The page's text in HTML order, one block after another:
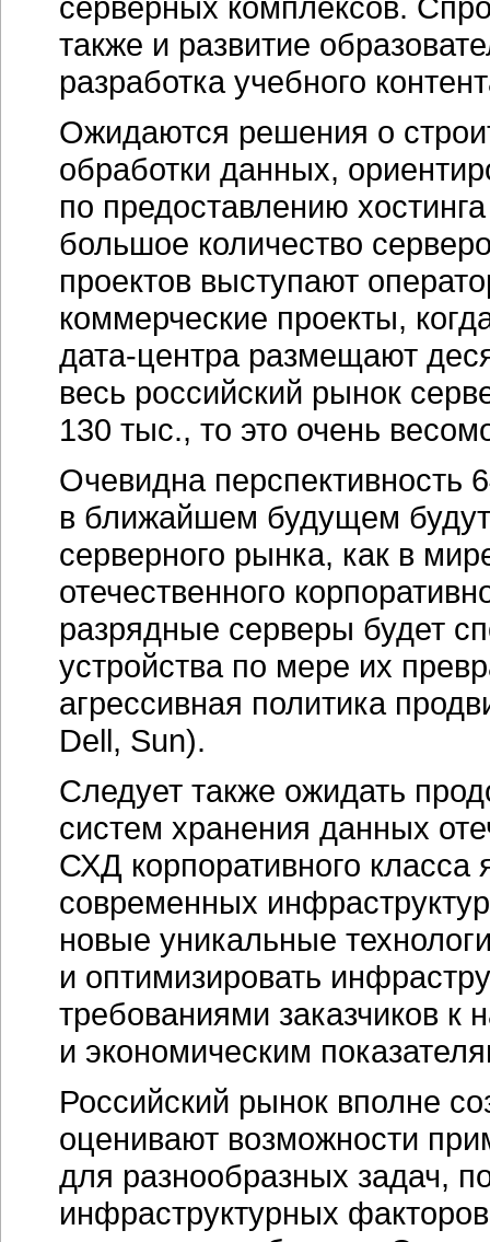
Очевидна перспективность
в ближайшем будущем
серверного рынка, как в
отечественного
разрядные серверы будет
устройства по мере их
агрессивная политика
Dell, Sun).
Следует также ожидать
систем хранения данных
СХД корпоративного
современных
новые уникальные
и оптимизировать
требованиями заказчиков
и экономическим
Российский рынок вполне
оценивают возможности
для разнообразных задач,
инфраструктурных
и энергопотребление. Они
увеличению спроса на
при выборе решения. По
виртуальные машины
и сервера, предсказывает.
Ожидается также, что
рынке несколько
производителями больших
мелких сборщиков.
практически поделен и
в ближайшие годы основная
вестись за